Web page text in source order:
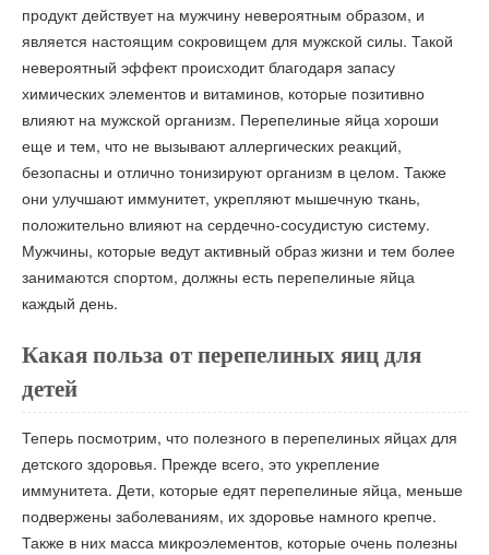
продукт действует на мужчину невероятным образом, и
является настоящим сокровищем для мужской силы. Такой
невероятный эффект происходит благодаря запасу
химических элементов и витаминов, которые позитивно
влияют на мужской организм. Перепелиные яйца хороши
еще и тем, что не вызывают аллергических реакций,
безопасны и отлично тонизируют организм в целом. Также
они улучшают иммунитет, укрепляют мышечную ткань,
положительно влияют на сердечно-сосудистую систему.
Мужчины, которые ведут активный образ жизни и тем более
занимаются спортом, должны есть перепелиные яйца
каждый день.
Какая польза от перепелиных яиц для
детей
Теперь посмотрим, что полезного в перепелиных яйцах для
детского здоровья. Прежде всего, это укрепление
иммунитета. Дети, которые едят перепелиные яйца, меньше
подвержены заболеваниям, их здоровье намного крепче.
Также в них масса микроэлементов, которые очень полезны